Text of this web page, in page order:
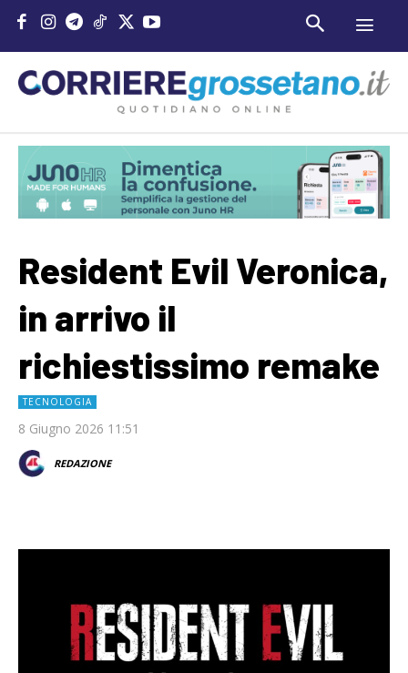
Resident Evil Veronica,
in arrivo il
richiestissimo remake
TECNOLOGIA
8 Giugno 2026 11:51
REDAZIONE